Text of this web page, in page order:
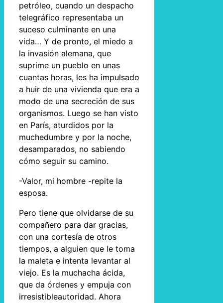
petróleo, cuando un despacho
telegráfico representaba un
suceso culminante en una
vida… Y de pronto, el miedo a
la invasión alemana, que
suprime un pueblo en unas
cuantas horas, les ha impulsado
a huir de una vivienda que era a
modo de una secreción de sus
organismos. Luego se han visto
en París, aturdidos por la
muchedumbre y por la noche,
desamparados, no sabiendo
cómo seguir su camino.
-Valor, mi hombre -repite la
esposa.
Pero tiene que olvidarse de su
compañero para dar gracias,
con una cortesía de otros
tiempos, a alguien que le toma
la maleta e intenta levantar al
viejo. Es la muchacha ácida,
que da órdenes y empuja con
irresistibleautoridad. Ahora